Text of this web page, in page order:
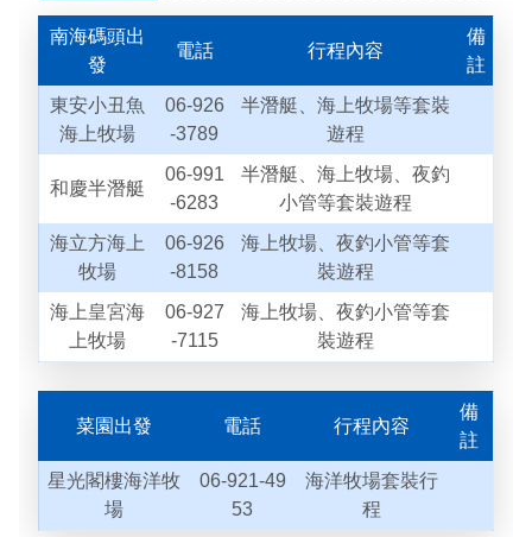
南海碼頭出
發
電話 行程內容
備
註
東安小丑魚
海上牧場
06-926
-3789
半潛艇、海上牧場等套裝
遊程
和慶半潛艇
06-991
-6283
半潛艇、海上牧場、夜釣
小管等套裝遊程
海立方海上
牧場
06-926
-8158
海上牧場、夜釣小管等套
裝遊程
海上皇宮海
上牧場
06-927
-7115
海上牧場、夜釣小管等套
裝遊程
菜園出發 電話 行程內容
備
註
星光閣樓海洋牧
場
06-921-49
53
海洋牧場套裝行
程